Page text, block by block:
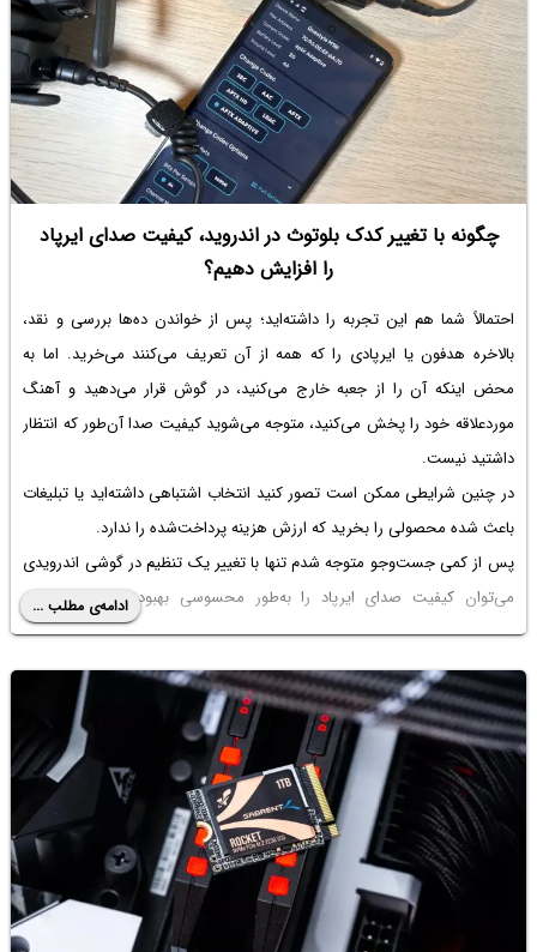
گوشی‌های سامسونگ بیشتر آشنا می‌شویم. با اینتوتک همراه باشید.
چگونه با تغییر کدک بلوتوث در اندروید، کیفیت صدای ایرپاد
را افزایش دهیم؟
احتمالاً شما هم این تجربه را داشته‌اید؛ پس از خواندن ده‌ها بررسی و نقد،
بالاخره هدفون یا ایرپادی را که همه از آن تعریف می‌کنند می‌خرید. اما به
محض اینکه آن را از جعبه خارج می‌کنید، در گوش قرار می‌دهید و آهنگ
موردعلاقه خود را پخش می‌کنید، متوجه می‌شوید کیفیت صدا آن‌طور که انتظار
داشتید نیست.
در چنین شرایطی ممکن است تصور کنید انتخاب اشتباهی داشته‌اید یا تبلیغات
باعث شده محصولی را بخرید که ارزش هزینه پرداخت‌شده را ندارد.
پس از کمی جست‌وجو متوجه شدم تنها با تغییر یک تنظیم در گوشی اندرویدی
می‌توان کیفیت صدای ایرپاد را به‌طور محسوسی بهبود داد. نکته جالب
اینجاست که فعال کردن این قابلیت تنها حدود دو دقیقه زمان می‌برد. در ادامه
مطلب روش تغییر کدک بلوتوث برای افزایش کیفیت صدای هندزفری بلوتوث و
انواع ایرپاد را بررسی می‌کنیم.
ادامه‌ی مطلب ...